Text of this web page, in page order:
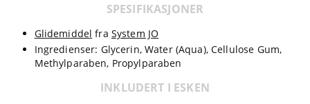
SPESIFIKASJONER
Glidemiddel fra System JO
Ingredienser: Glycerin, Water (Aqua), Cellulose Gum,
Methylparaben, Propylparaben
INKLUDERT I ESKEN